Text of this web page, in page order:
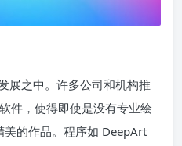
展之中。许多公司和机构推
件，使得即使是没有专业绘
的作品。程序如 DeepArt